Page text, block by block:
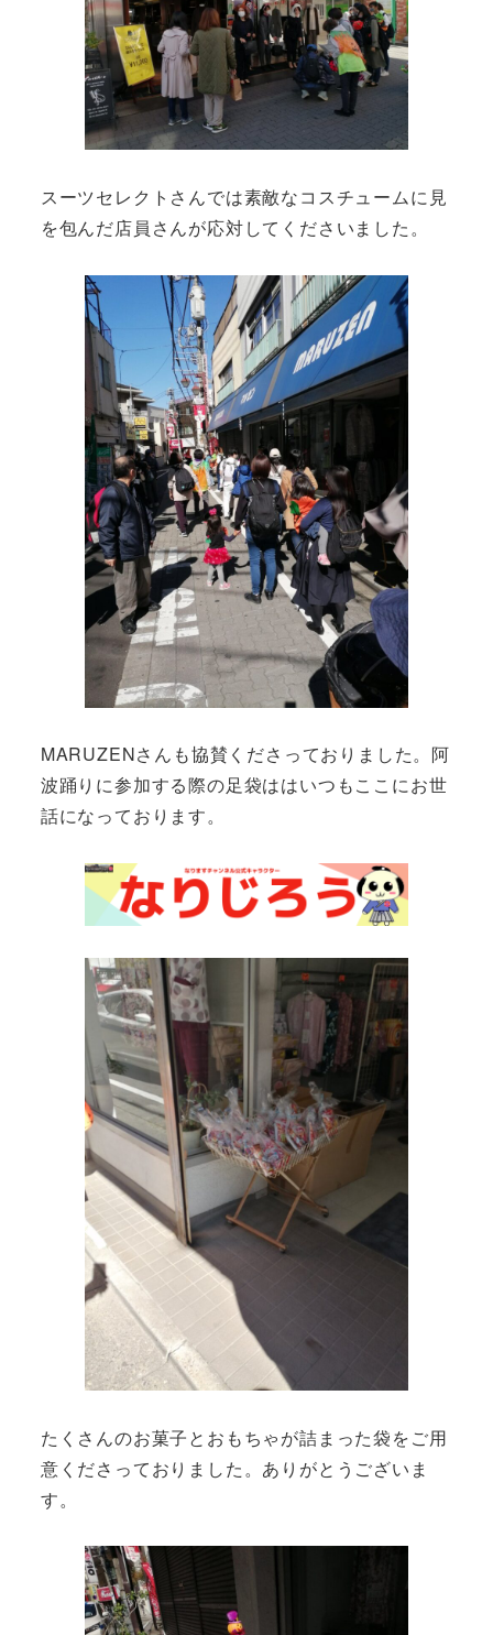
スーツセレクトさんでは素敵なコスチュームに見
を包んだ店員さんが応対してくださいました。
MARUZENさんも協賛くださっておりました。阿
波踊りに参加する際の足袋ははいつもここにお世
話になっております。
たくさんのお菓子とおもちゃが詰まった袋をご用
意くださっておりました。ありがとうございま
す。